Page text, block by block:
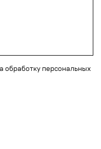
обработку персональных